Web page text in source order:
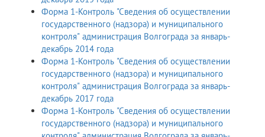
Форма 1-Контроль "Сведения об осуществлении
государственного (надзора) и муниципального
контроля" администрация Волгограда за январь-
декабрь 2014 года
Форма 1-Контроль "Сведения об осуществлении
государственного (надзора) и муниципального
контроля" администрация Волгограда за январь-
декабрь 2017 года
Форма 1-Контроль "Сведения об осуществлении
государственного (надзора) и муниципального